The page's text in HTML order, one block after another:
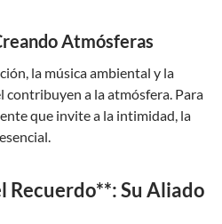
Atmósferas
la música ambiental y la
contribuyen a la atmósfera. Para
que invite a la intimidad, la
Su Aliado